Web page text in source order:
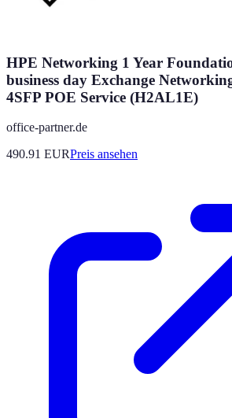
HPE Networking 1 Year
business day Exchange
4SFP POE Service (H2AL1E)
office-partner.de
490.91 EURPreis ansehen